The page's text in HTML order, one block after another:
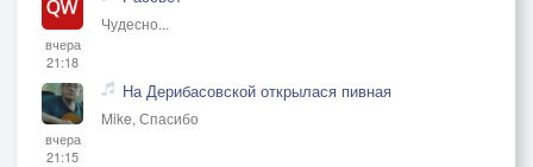
вчера
21:18
Чудесно...
вчера
21:15
На Дерибасовской открылася пивная
Mike, Спасибо